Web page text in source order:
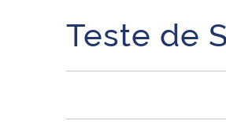
Secretaria de Governo
Início do conteúdo
Teste de